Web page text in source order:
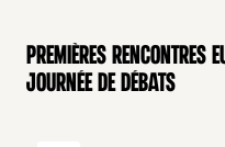
Premières rencontres
Journée de débats